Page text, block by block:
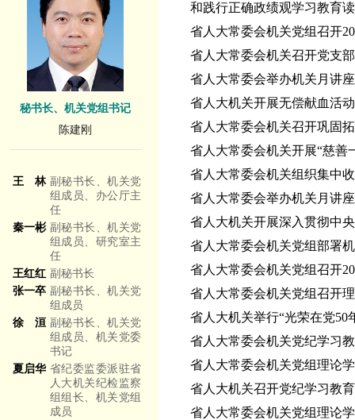
秘书长、机关党组书记
陈建刚
王 林 副秘书长、机关党
组成员、办公厅主
任
秦一彬 副秘书长、机关党
组成员、研究室主
任
王红红 副秘书长
张一卒 副秘书长、机关党
组成员
徐 洹 副秘书长、机关党
组成员、机关党委
书记
夏启华 省纪委监委派驻省
人大机关纪检监察
组组长、机关党组
成员
和践行正确政绩观学习教育
省人大常委会机关党组召开
省人大常委会机关召开党支
省人大常委会举办机关月讲
省人大机关开展无偿献血活动
省人大常委会机关召开巩固
省人大常委会机关开展“慈善
省人大常委会机关组织集中
省人大常委会举办机关月讲
省人大机关开展深入贯彻中
省人大常委会机关党组部署
省人大常委会机关党组召开
省人大常委会机关党组召开
省人大机关举行“光荣在党50
省人大常委会机关党纪学习
省人大常委会机关党组理论
省人大机关召开党纪学习教
省人大常委会机关党组理论